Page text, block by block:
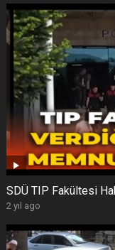
SDÜ TIP Fakültesi
2 yıl ago